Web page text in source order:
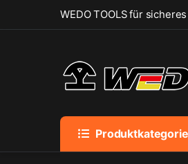
Skip to navigation
Skip to contentWEDO TOOLS für